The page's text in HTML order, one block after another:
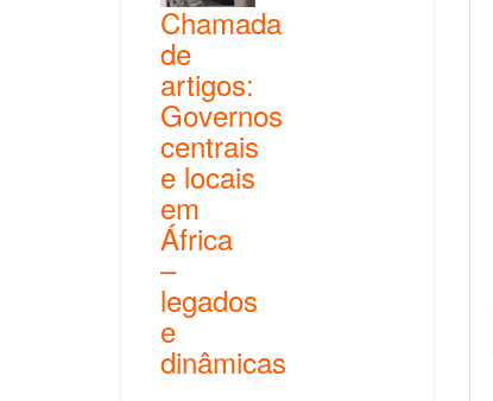
Chamada
de
artigos:
Governos
centrais
e locais
em
África
–
legados
e
dinâmicas